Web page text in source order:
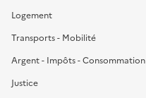
Logement
Transports - Mobilité
Argent - Impôts - Consommation
Justice